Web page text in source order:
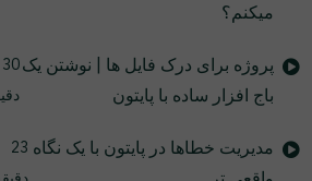
میکنم؟
پروژه برای درک فایل ها | نوشتن یک
باج افزار ساده با پایتون
30
مدیریت خطاها در پایتون با یک نگاه 23